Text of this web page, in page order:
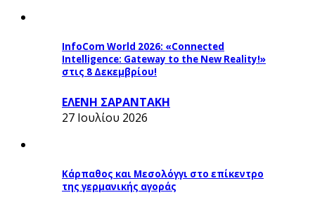
InfoCom World 2026: «Connected
Intelligence: Gateway to the New Reality!»
στις 8 Δεκεμβρίου!
ΕΛΕΝΗ ΣΑΡΑΝΤΑΚΗ
27 Ιουλίου 2026
Κάρπαθος και Μεσολόγγι στο επίκεντρο
της γερμανικής αγοράς